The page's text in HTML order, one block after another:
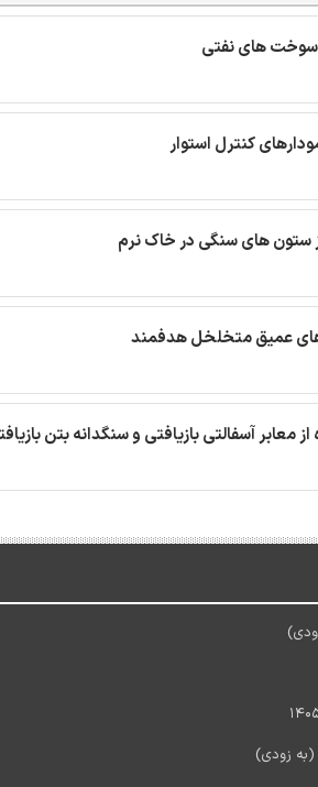
سوخت های نفتی
کنترل استوار
ستون های سنگی در خاک نرم
عمیق متخلخل هدفمند
معابر آسفالتی بازیافتی و سنگدانه بتن